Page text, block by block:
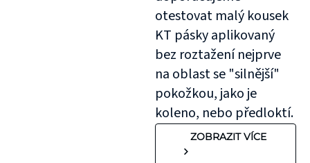
otestovat malý kousek
KT pásky aplikovaný
bez roztažení nejprve
na oblast se "silnější"
pokožkou, jako je
koleno, nebo předloktí.
ZOBRAZIT VÍCE